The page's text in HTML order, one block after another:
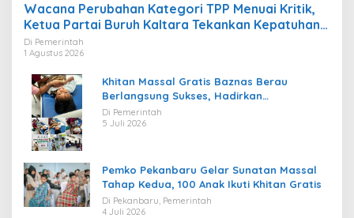
Wacana Perubahan Kategori TPP Menuai Kritik,
Ketua Partai Buruh Kaltara Tekankan Kepatuhan
Regulasi
Di Pemerintah
1 Agustus 2026
Khitan Massal Gratis Baznas Berau
Berlangsung Sukses, Hadirkan
Kebahagiaan bagi Puluhan Anak
Di Pemerintah
5 Juli 2026
Pemko Pekanbaru Gelar Sunatan Massal
Tahap Kedua, 100 Anak Ikuti Khitan Gratis
Di Pekanbaru, Pemerintah
4 Juli 2026